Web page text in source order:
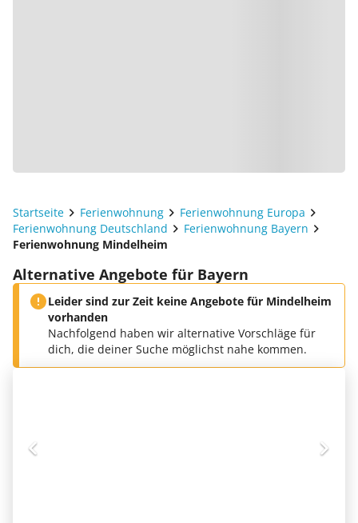
Startseite Ferienwohnung
Ferienwohnung Europa
Ferienwohnung Deutschland
Ferienwohnung Bayern
Ferienwohnung Mindelheim
Alternative Angebote für Bayern
Leider sind zur Zeit keine Angebote für Mindelheim
vorhanden
Nachfolgend haben wir alternative Vorschläge für
dich, die deiner Suche möglichst nahe kommen.